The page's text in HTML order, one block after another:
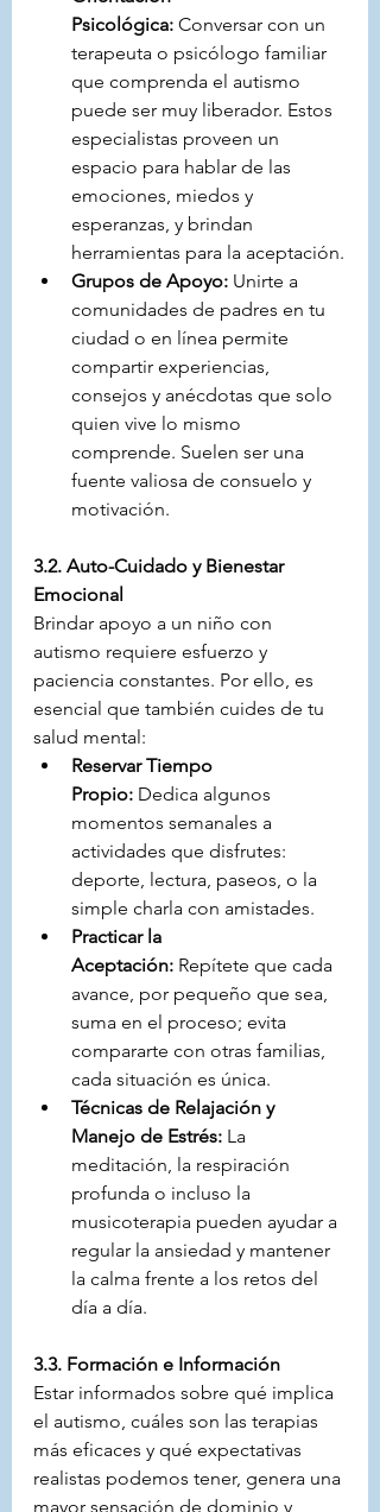
Psicológica: Conversar con un
terapeuta o psicólogo familiar
que comprenda el autismo
puede ser muy liberador. Estos
especialistas proveen un
espacio para hablar de las
emociones, miedos y
esperanzas, y brindan
herramientas para la aceptación.
Grupos de Apoyo: Unirte a
comunidades de padres en tu
ciudad o en línea permite
compartir experiencias,
consejos y anécdotas que solo
quien vive lo mismo
comprende. Suelen ser una
fuente valiosa de consuelo y
motivación.
3.2. Auto-Cuidado y Bienestar
Emocional
Brindar apoyo a un niño con
autismo requiere esfuerzo y
paciencia constantes. Por ello, es
esencial que también cuides de tu
salud mental:
Reservar Tiempo
Propio: Dedica algunos
momentos semanales a
actividades que disfrutes:
deporte, lectura, paseos, o la
simple charla con amistades.
Practicar la
Aceptación: Repítete que cada
avance, por pequeño que sea,
suma en el proceso; evita
compararte con otras familias,
cada situación es única.
Técnicas de Relajación y
Manejo de Estrés: La
meditación, la respiración
profunda o incluso la
musicoterapia pueden ayudar a
regular la ansiedad y mantener
la calma frente a los retos del
día a día.
3.3. Formación e Información
Estar informados sobre qué implica
el autismo, cuáles son las terapias
más eficaces y qué expectativas
realistas podemos tener, genera una
mayor sensación de dominio y